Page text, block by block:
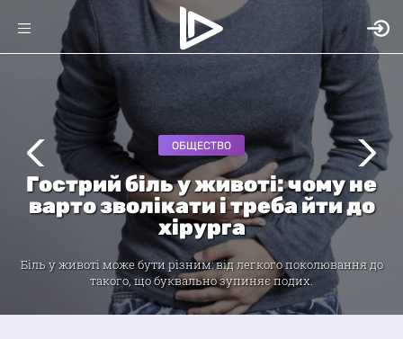
ОБЩЕСТВО
Гострий біль у животі: чому не
варто зволікати і треба йти до
хірурга
Біль у животі може бути різним: від легкого поколювання до
такого, що буквально зупиняє подих.